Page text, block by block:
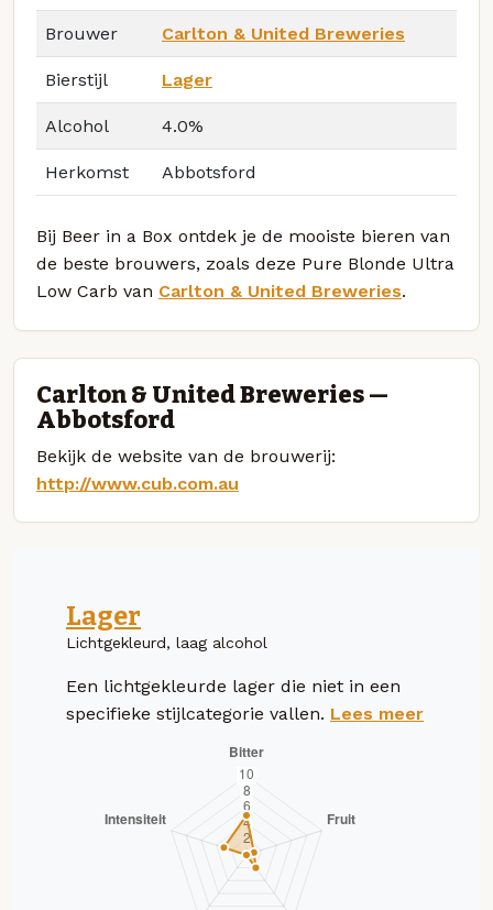
Brouwer Carlton & United Breweries
Bierstijl Lager
Alcohol 4.0%
Herkomst Abbotsford
Bij Beer in a Box ontdek je de mooiste bieren van
de beste brouwers, zoals deze Pure Blonde Ultra
Low Carb van Carlton & United Breweries.
Carlton & United Breweries —
Abbotsford
Bekijk de website van de brouwerij:
http://www.cub.com.au
Lager
Lichtgekleurd, laag alcohol
Een lichtgekleurde lager die niet in een
specifieke stijlcategorie vallen. Lees meer